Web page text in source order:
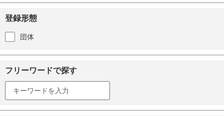
登録形態
団体
フリーワードで探す